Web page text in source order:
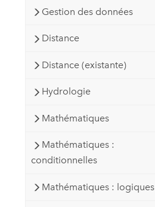
Gestion des données
Distance
Distance (existante)
Hydrologie
Mathématiques
Mathématiques :
conditionnelles
Mathématiques : logiques